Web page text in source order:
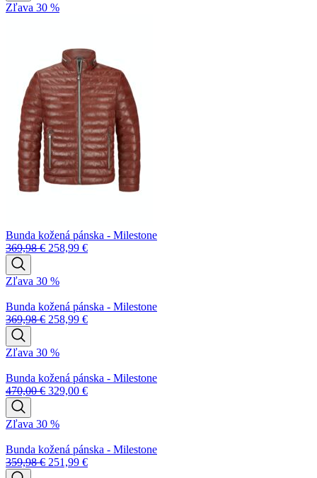
Zľava 30 %
Bunda kožená pánska - Milestone
369,98€ 258,99 €
Zľava 30 %
Bunda kožená pánska - Milestone
369,98€ 258,99 €
Zľava 30 %
Bunda kožená pánska - Milestone
470,00€ 329,00 €
Zľava 30 %
Bunda kožená pánska - Milestone
359,98€ 251,99 €